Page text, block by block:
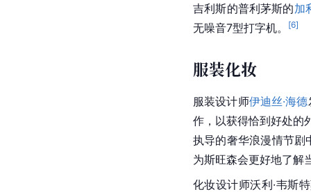
吉利斯的普利茅斯的加
无噪音7型打字机。
[6]
服装化妆
服装设计师伊迪丝·海德
作，以获得恰到好处
执导的奢华浪漫情节
为斯旺森会更好地了解
化妆设计师沃利·韦斯